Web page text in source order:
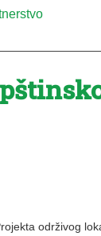
odr­ži­vog